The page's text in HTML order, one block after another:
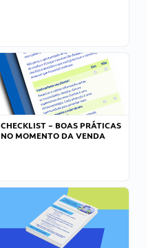
CHECKLIST – BOAS PRÁTICAS
NO MOMENTO DA VENDA